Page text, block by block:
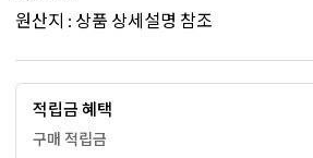
원산지 : 상품 상세설명 참조
적립금 혜택
구매 적립금